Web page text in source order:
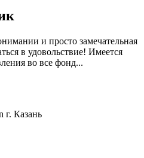
и просто замечательная
в удовольствие! Имеется
во все фонд...
г. Казань